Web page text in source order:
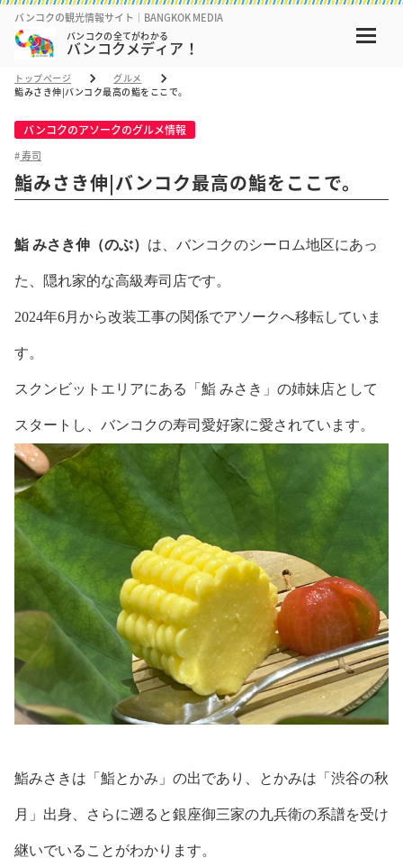
バンコクの観光情報サイト｜BANGKOK MEDIA
バンコクの全てがわかる
バンコクメディア！
トップページ
グルメ
鮨みさき伸|バンコク最高の鮨をここで。
バンコクのアソークのグルメ情報
寿司
鮨みさき伸|バンコク最高の鮨をここで。
鮨 みさき伸（のぶ） は、バンコクのシーロム地区にあっ
た、隠れ家的な高級寿司店です。
2024年6月から改装工事の関係でアソークへ移転していま
す。
スクンビットエリアにある「鮨 みさき」の姉妹店として
スタートし、バンコクの寿司愛好家に愛されています。
鮨みさきは「鮨とかみ」の出であり、とかみは「渋谷の秋
月」出身、さらに遡ると銀座御三家の九兵衛の系譜を受け
継いでいることがわかります。